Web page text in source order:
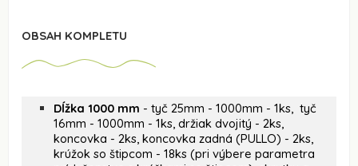
OBSAH KOMPLETU
Dĺžka 1000 mm - tyč 25mm - 1000mm - 1ks, tyč
16mm - 1000mm - 1ks, držiak dvojitý - 2ks,
koncovka - 2ks, koncovka zadná (PULLO) - 2ks,
krúžok so štipcom - 18ks (pri výbere parametra